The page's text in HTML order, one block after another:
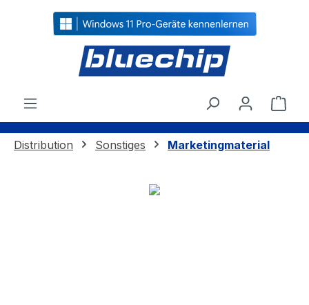
springen
Distribution Sonstiges Marketingmaterial
Bildergalerie überspringen